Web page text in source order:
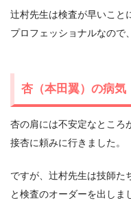
辻村先生は検査が早いこと
プロフェッショナルなので
杏（本田翼）の病気
杏の肩には不安定なところ
接杏に頼みに行きました。
ですが、辻村先生は技師た
と検査のオーダーを出しま